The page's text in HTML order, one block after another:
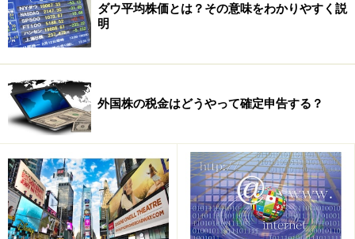
ます。このような証券会社に口座開設をすれば、日本か
らでもインターネットでリアルタイムでドバイ株を取引
戸松：日本の個人投資家はまず何から始めれば・・・？
石田さん：はい。まず私たち個人投資家は、ドバイ証券
取引所の公認ブローカーに口座を開設して、ドバイ証券
取引所に投資家登録をして、投資家IDを発行しなくては
いけません。これらドバイの証券会社の口座開設、投資
家コードの取得、オンライントレードの方法、情報収集
ダウ平均株価とは？その意味をわかりやすく説
明
外国株の税金はどうやって確定申告する？